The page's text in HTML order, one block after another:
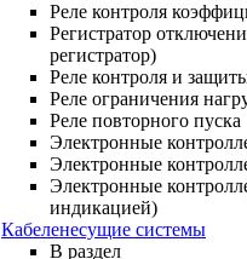
Реле контроля
Регистратор
регистратор)
Реле контроля и
Реле ограничения
Реле повторного пуска
Электронные
Электронные
Электронные
индикацией)
Кабеленесущие системы
В раздел